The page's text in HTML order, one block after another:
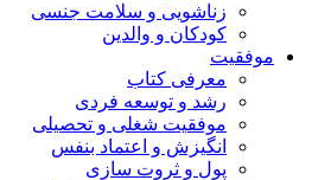
زناشویی و سلامت جنسی
کودکان و والدین
موفقیت
معرفی کتاب
رشد و توسعه فردی
موفقیت شغلی و تحصیلی
انگیزش و اعتماد بنفس
پول و ثروت سازی